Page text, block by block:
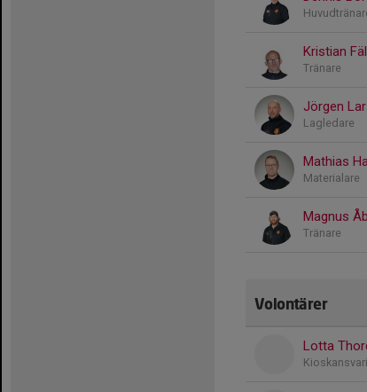
Kristian
Tränare
Jörgen
Lagledare
Mathias
Materialare
Magnus
Tränare
Volontärer
Lotta